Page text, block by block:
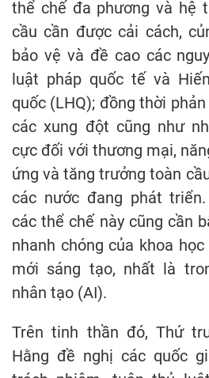
thể chế đa phương và hệ
cầu cần được cải cách,
bảo vệ và đề cao các
luật pháp quốc tế và
quốc (LHQ); đồng thời
các xung đột cũng như
cực đối với thương mại,
ứng và tăng trưởng toàn
các nước đang phát
các thể chế này cũng cần
nhanh chóng của khoa
mới sáng tạo, nhất là
nhân tạo (AI).
Trên tinh thần đó, Thứ
Hằng đề nghị các quốc